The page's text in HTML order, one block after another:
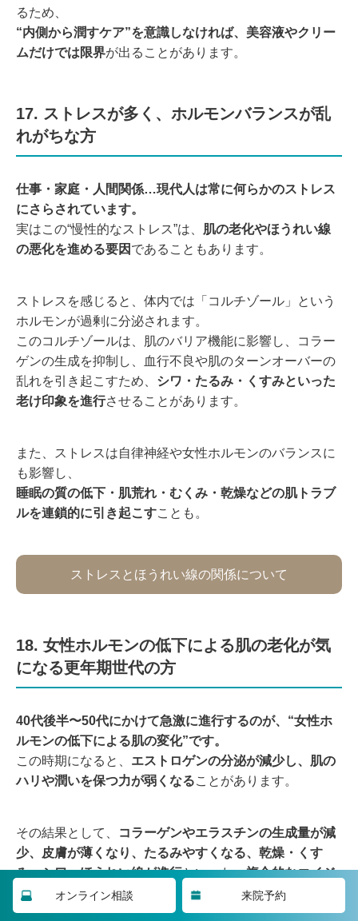
るため、
“内側から潤すケア”を意識しなければ、美容液やクリー
ムだけでは限界が出ることがあります。
17. ストレスが多く、ホルモンバランスが乱
れがちな方
仕事・家庭・人間関係…現代人は常に何らかのストレス
にさらされています。
実はこの“慢性的なストレス”は、 肌の老化やほうれい線
の悪化を進める要因 であることもあります。
ストレスを感じると、体内では「コルチゾール」という
ホルモンが過剰に分泌されます。
このコルチゾールは、肌のバリア機能に影響し、コラー
ゲンの生成を抑制し、血行不良や肌のターンオーバーの
乱れを引き起こすため、 シワ・たるみ・くすみといった
老け印象を進行させることがあります。
また、ストレスは自律神経や女性ホルモンのバランスに
も影響し、
睡眠の質の低下・肌荒れ・むくみ・乾燥などの肌トラブ
ルを連鎖的に引き起こすことも。
ストレスとほうれい線の関係について
18. 女性ホルモンの低下による肌の老化が気
になる更年期世代の方
40代後半〜50代にかけて急激に進行するのが、“女性ホ
ルモンの低下による肌の変化”です。
この時期になると、 エストロゲンの分泌が減少し、肌の
ハリや潤いを保つ力が弱くなることがあります。
その結果として、
コラーゲンやエラスチンの生成量が減
少、
皮膚が薄くなり、たるみやすくなる、 乾燥・くす
み・シワ・ほうれい線が進行といった、複合的なエイジ
ング症状が現れやすくなります。
オンライン相談 来院予約